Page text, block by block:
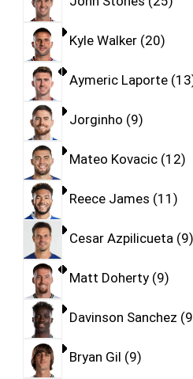
Kyle Walker 20
Aymeric Laporte 13
Jorginho 9
Mateo Kovacic 12
Reece James 11
Cesar Azpilicueta 9
Matt Doherty 9
Davinson Sanchez 9
Bryan Gil 9